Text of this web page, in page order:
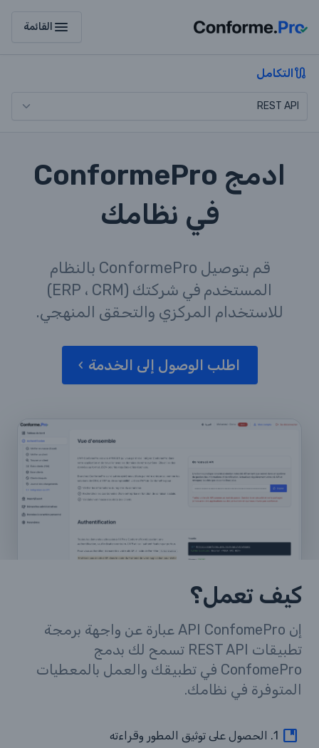
menu القائمة
التكامل
ادمج ConformePro
في نظامك
قم بتوصيل ConformePro بالنظام
المستخدم في شركتك (ERP ، CRM)
للاستخدام المركزي والتحقق المنهجي.
اطلب الوصول إلى الخدمة
كيف تعمل؟
إن API ConfomePro عبارة عن واجهة برمجة
تطبيقات REST API تسمح لك بدمج
ConfomePro في تطبيقك والعمل بالمعطيات
المتوفرة في نظامك.
1. الحصول على توثيق المطور وقراءته